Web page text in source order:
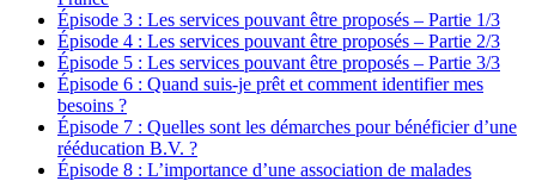
Épisode 3 : Les services pouvant être proposés – Partie 1/3
Épisode 4 : Les services pouvant être proposés – Partie 2/3
Épisode 5 : Les services pouvant être proposés – Partie 3/3
Épisode 6 : Quand suis-je prêt et comment identifier mes
besoins ?
Épisode 7 : Quelles sont les démarches pour bénéficier d’une
rééducation B.V. ?
Épisode 8 : L’importance d’une association de malades